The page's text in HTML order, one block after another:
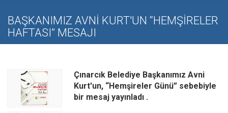
BAŞKANIMIZ AVNİ KURT'UN “HEMŞİRELER
HAFTASI” MESAJI
Çınarcık Belediye Başkanımız Avni
Kurt'un, “Hemşireler Günü” sebebiyle
bir mesaj yayınladı .